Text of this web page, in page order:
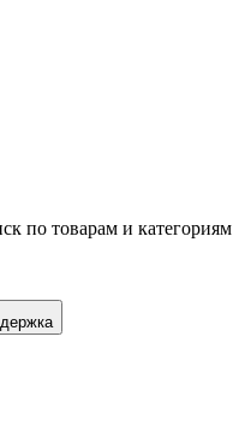
по товарам и категориям